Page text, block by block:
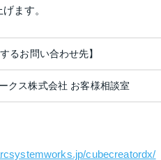
ます。
るお問い合わせ先】
クス株式会社 お客様相談室
cubecreatordx/